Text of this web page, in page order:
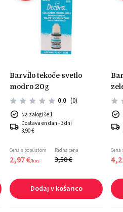
barvilo tekoče svetlo
modro 20g
0.0 (0)
Na zalogi še 1
Dostava en dan - 3 dni
3,90 €
Cena s popustom
2,97€/kos
Redna cena
3,50€
Dodaj v košarico
barvilo tekoče lipo pme
4,